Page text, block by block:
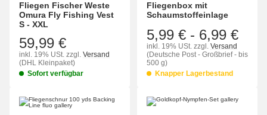
Fliegen Fischer Weste
Omura Fly Fishing Vest
S - XXL
59,99 €
inkl. 19% USt. zzgl. Versand
(DHL Kleinpaket)
Sofort verfügbar
Fliegenbox mit
Schaumstoffeinlage
5,99 € - 6,99 €
inkl. 19% USt. zzgl. Versand
(Deutsche Post - Großbrief - bis
500 g)
Knapper Lagerbestand